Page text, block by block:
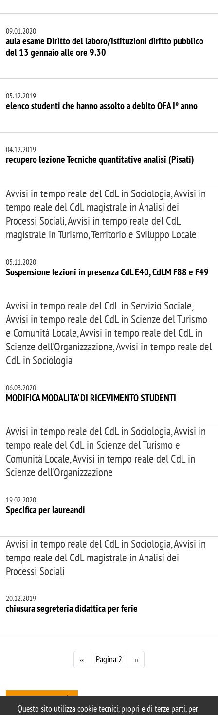
Questo sito utilizza cookie tecnici, propri e di terze parti, per
09.01.2020
aula esame Diritto del laboro/Istituzioni diritto pubblico
del 13 gennaio alle ore 9.30
05.12.2019
elenco studenti che hanno assolto a debito OFA I° anno
04.12.2019
recupero lezione Tecniche quantitative analisi (Pisati)
Avvisi in tempo reale del CdL in Sociologia, Avvisi in
tempo reale del CdL magistrale in Analisi dei
Processi Sociali, Avvisi in tempo reale del CdL
magistrale in Turismo, Territorio e Sviluppo Locale
05.11.2020
Sospensione lezioni in presenza CdL E40, CdLM F88 e F49
Avvisi in tempo reale del CdL in Servizio Sociale,
Avvisi in tempo reale del CdL in Scienze del Turismo
e Comunità Locale, Avvisi in tempo reale del CdL in
Scienze dell'Organizzazione, Avvisi in tempo reale del
CdL in Sociologia
06.03.2020
MODIFICA MODALITA' DI RICEVIMENTO STUDENTI
Avvisi in tempo reale del CdL in Sociologia, Avvisi in
tempo reale del CdL in Scienze del Turismo e
Comunità Locale, Avvisi in tempo reale del CdL in
Scienze dell'Organizzazione
19.02.2020
Specifica per laureandi
Avvisi in tempo reale del CdL in Sociologia, Avvisi in
tempo reale del CdL magistrale in Analisi dei
Processi Sociali
20.12.2019
chiusura segreteria didattica per ferie
Pagina precedente
‹‹ Pagina 2 Pagina successiva
››
Tutte le news